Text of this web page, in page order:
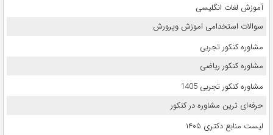
آموزش لغات انگلیسی
سوالات استخدامی اموزش وپرورش
مشاوره کنکور تجربی
مشاوره کنکور ریاضی
مشاوره کنکور تجربی 1405
حرفه‌ای ترین مشاوره در کنکور
لیست منابع دکتری ۱۴۰۵